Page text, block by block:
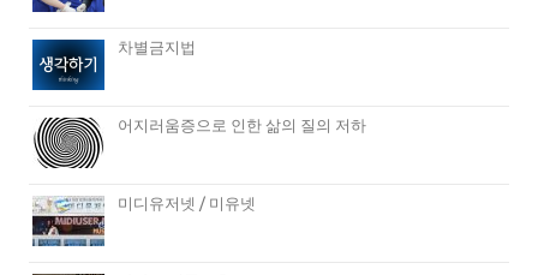
차별금지법
어지러움증으로 인한 삶의 질의 저하
미디유저넷 / 미유넷